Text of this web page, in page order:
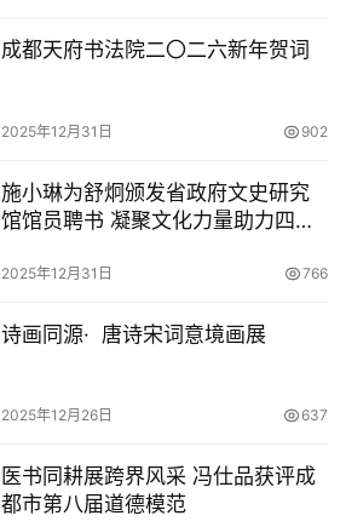
成都天府书法院二〇二六新年贺词
2025年12月31日 902
施小琳为舒炯颁发省政府文史研究
馆馆员聘书 凝聚文化力量助力四川
2025年12月31日 766
诗画同源· 唐诗宋词意境画展
2025年12月26日 637
医书同耕展跨界风采 冯仕品获评成
都市第八届道德模范